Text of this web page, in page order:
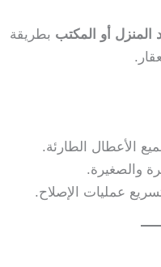
المنزل أو المكتب بطريقة
الأعطال الطارئة.
والصغيرة.
عمليات الإصلاح.